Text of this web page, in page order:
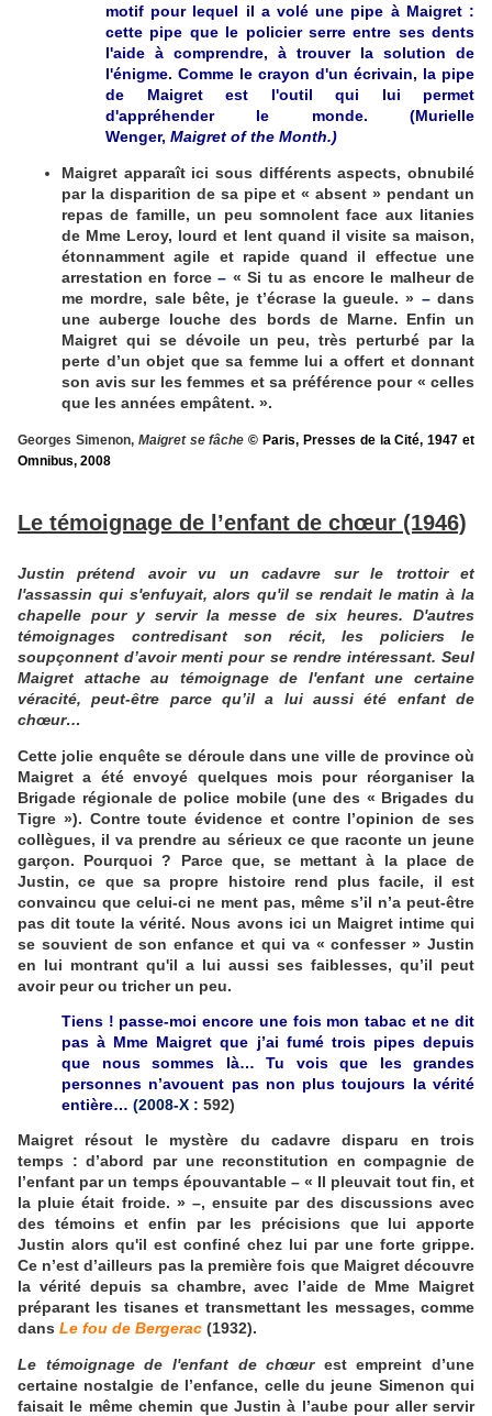
motif pour lequel il a volé une pipe à Maigret :
cette pipe que le policier serre entre ses dents
l'aide à comprendre, à trouver la solution de
l'énigme. Comme le crayon d'un écrivain, la pipe
de Maigret est l'outil qui lui permet
d'appréhender le monde. (Murielle
Wenger, Maigret of the Month.)
Maigret apparaît ici sous différents aspects, obnubilé
par la disparition de sa pipe et « absent » pendant un
repas de famille, un peu somnolent face aux litanies
de Mme Leroy, lourd et lent quand il visite sa maison,
étonnamment agile et rapide quand il effectue une
arrestation en force– « Si tu as encore le malheur de
me mordre, sale bête, je t’écrase la gueule. » –dans
une auberge louche des bords de Marne. Enfin un
Maigret qui se dévoile un peu, très perturbé par la
perte d’un objet que sa femme lui a offert et donnant
son avis sur les femmes et sa préférence pour « celles
que les années empâtent. ».
Georges Simenon, Maigret se fâche © Paris, Presses de la Cité, 1947 et
Omnibus, 2008
Le témoignage de l’enfant de chœur (1946)
Justin prétend avoir vu un cadavre sur le trottoir et
l'assassin qui s'enfuyait, alors qu'il se rendait le matin à la
chapelle pour y servir la messe de six heures. D'autres
témoignages contredisant son récit, les policiers le
soupçonnent d’avoir menti pour se rendre intéressant. Seul
Maigret attache au témoignage de l'enfant une certaine
véracité, peut-être parce qu’il a lui aussi été enfant de
chœur…
Cette jolie enquête se déroule dans une ville de province où
Maigret a été envoyé quelques mois pour réorganiser la
Brigade régionale de police mobile (une des « Brigades du
Tigre »). Contre toute évidence et contre l’opinion de ses
collègues, il va prendre au sérieux ce que raconte un jeune
garçon. Pourquoi ? Parce que, se mettant à la place de
Justin, ce que sa propre histoire rend plus facile, il est
convaincu que celui-ci ne ment pas, même s’il n’a peut-être
pas dit toute la vérité. Nous avons ici un Maigret intime qui
se souvient de son enfance et qui va « confesser » Justin
en lui montrant qu'il a lui aussi ses faiblesses, qu’il peut
avoir peur ou tricher un peu.
Tiens ! passe-moi encore une fois mon tabac et ne dit
pas à Mme Maigret que j’ai fumé trois pipes depuis
que nous sommes là… Tu vois que les grandes
personnes n’avouent pas non plus toujours la vérité
entière… (2008-X : 592)
Maigret résout le mystère du cadavre disparu en trois
temps : d’abord par une reconstitution en compagnie de
l’enfant par un temps épouvantable – « Il pleuvait tout fin, et
la pluie était froide. » –, ensuite par des discussions avec
des témoins et enfin par les précisions que lui apporte
Justin alors qu'il est confiné chez lui par une forte grippe.
Ce n’est d’ailleurs pas la première fois que Maigret découvre
la vérité depuis sa chambre, avec l’aide de Mme Maigret
préparant les tisanes et transmettant les messages, comme
dans Le fou de Bergerac (1932).
Le témoignage de l'enfant de chœurest empreint d’une
certaine nostalgie de l’enfance, celle du jeune Simenon qui
faisait le même chemin que Justin à l’aube pour aller servir